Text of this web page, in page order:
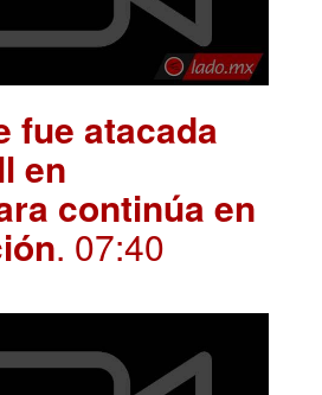
fue atacada
en
continúa en
. 07:40